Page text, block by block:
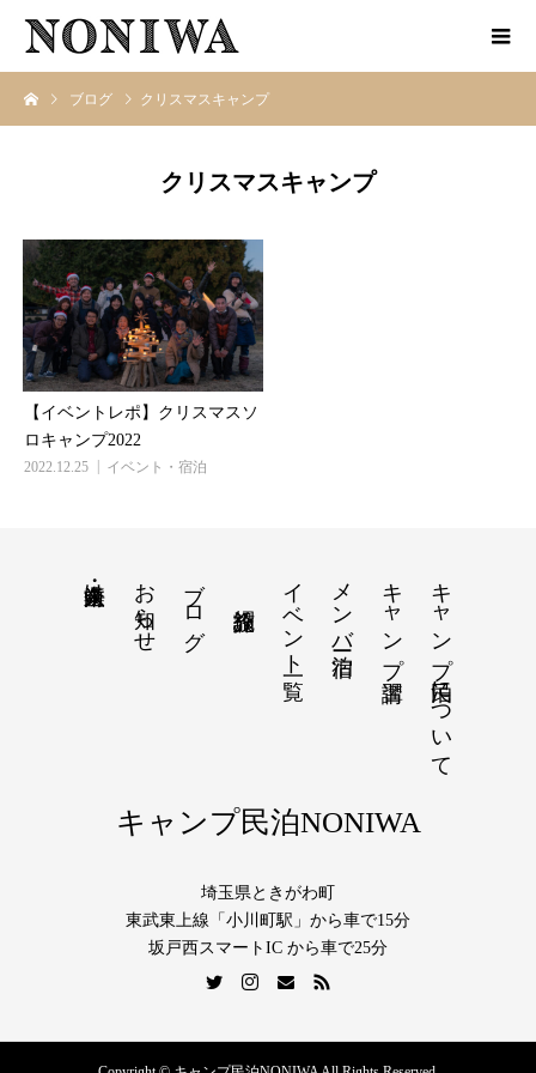
ブログ クリスマスキャンプ
クリスマスキャンプ
【イベントレポ】クリスマスソ
ロキャンプ2022
2022.12.25 イベント・宿泊
キャンプ民泊について
キャンプ講習
メンバー宿泊
イベント一覧
ブログ
お知らせ
法人・企業向け
キャンプ民泊NONIWA
埼玉県ときがわ町
東武東上線「小川町駅」から車で15分
坂戸西スマートIC から車で25分